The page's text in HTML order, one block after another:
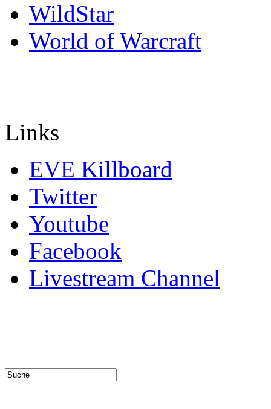
WildStar
World of Warcraft
Links
EVE Killboard
Twitter
Youtube
Facebook
Livestream Channel